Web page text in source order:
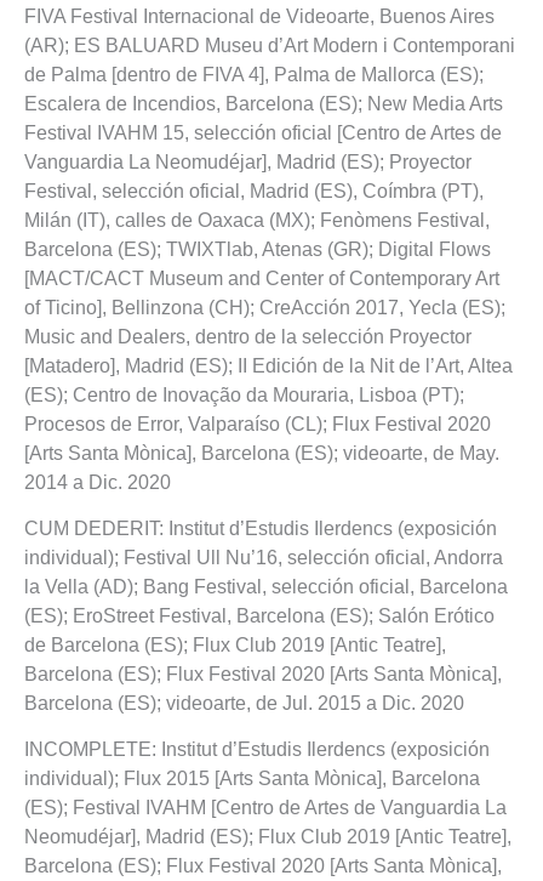
FIVA Festival Internacional de Videoarte, Buenos Aires
(AR); ES BALUARD Museu d’Art Modern i Contemporani
de Palma [dentro de FIVA 4], Palma de Mallorca (ES);
Escalera de Incendios, Barcelona (ES); New Media Arts
Festival IVAHM 15, selección oficial [Centro de Artes de
Vanguardia La Neomudéjar], Madrid (ES); Proyector
Festival, selección oficial, Madrid (ES), Coímbra (PT),
Milán (IT), calles de Oaxaca (MX); Fenòmens Festival,
Barcelona (ES); TWIXTlab, Atenas (GR); Digital Flows
[MACT/CACT Museum and Center of Contemporary Art
of Ticino], Bellinzona (CH); CreAcción 2017, Yecla (ES);
Music and Dealers, dentro de la selección Proyector
[Matadero], Madrid (ES); II Edición de la Nit de l’Art, Altea
(ES); Centro de Inovação da Mouraria, Lisboa (PT);
Procesos de Error, Valparaíso (CL); Flux Festival 2020
[Arts Santa Mònica], Barcelona (ES); videoarte, de May.
2014 a Dic. 2020
CUM DEDERIT: Institut d’Estudis Ilerdencs (exposición
individual); Festival Ull Nu’16, selección oficial, Andorra
la Vella (AD); Bang Festival, selección oficial, Barcelona
(ES); EroStreet Festival, Barcelona (ES); Salón Erótico
de Barcelona (ES); Flux Club 2019 [Antic Teatre],
Barcelona (ES); Flux Festival 2020 [Arts Santa Mònica],
Barcelona (ES); videoarte, de Jul. 2015 a Dic. 2020
INCOMPLETE: Institut d’Estudis Ilerdencs (exposición
individual); Flux 2015 [Arts Santa Mònica], Barcelona
(ES); Festival IVAHM [Centro de Artes de Vanguardia La
Neomudéjar], Madrid (ES); Flux Club 2019 [Antic Teatre],
Barcelona (ES); Flux Festival 2020 [Arts Santa Mònica],